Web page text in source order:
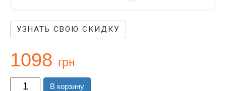
УЗНАТЬ СВОЮ СКИДКУ
1098 грн
В корзину